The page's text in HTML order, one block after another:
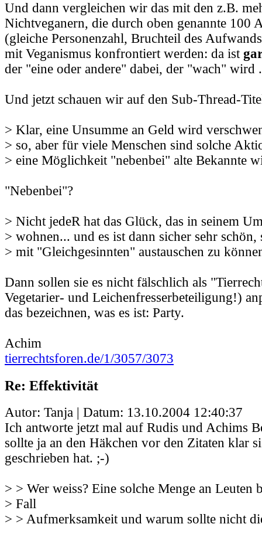
Und dann vergleichen wir das mit den z.B.
Nichtveganern, die durch oben genannte 100
(gleiche Personenzahl, Bruchteil des
mit Veganismus konfrontiert werden: da ist
der "eine oder andere" dabei, der "wach" wird
Und jetzt schauen wir auf den Sub-Thread-
> Klar, eine Unsumme an Geld wird
> so, aber für viele Menschen sind solche
> eine Möglichkeit "nebenbei" alte Bekannte
"Nebenbei"?
> Nicht jedeR hat das Glück, das in seinem
> wohnen... und es ist dann sicher sehr
> mit "Gleichgesinnten" austauschen zu
Dann sollen sie es nicht fälschlich als
Vegetarier- und Leichenfresserbeteiligung!)
das bezeichnen, was es ist: Party.
Achim
tierrechtsforen.de/1/3057/3073
Re: Effektivität
Autor: Tanja | Datum: 13.10.2004 12:40:37
Ich antworte jetzt mal auf Rudis und Achims
sollte ja an den Häkchen vor den Zitaten klar
geschrieben hat. ;-)
> > Wer weiss? Eine solche Menge an Leuten
> Fall
> > Aufmerksamkeit und warum sollte nicht